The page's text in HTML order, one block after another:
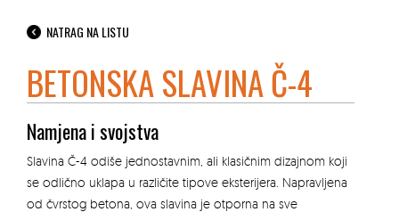
NATRAG NA LISTU
BETONSKA SLAVINA Č-4
Namjena i svojstva
Slavina Č-4 odiše jednostavnim, ali klasičnim dizajnom koji
se odlično uklapa u različite tipove eksterijera. Napravljena
od čvrstog betona, ova slavina je otporna na sve